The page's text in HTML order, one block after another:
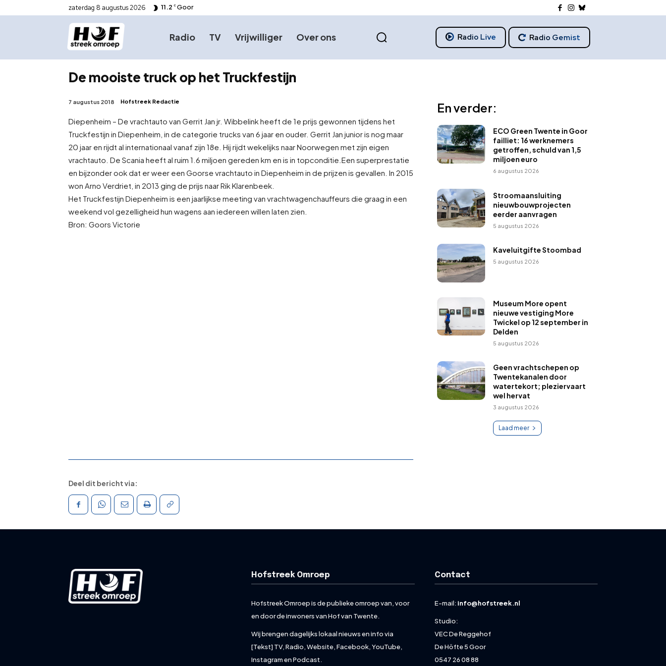
zaterdag 8 augustus 2026 11.2 C Goor
Radio TV Vrijwilliger Over ons Radio Live Radio Gemist
De mooiste truck op het Truckfestijn
7 augustus 2018 Hofstreek Redactie
Diepenheim – De vrachtauto van Gerrit Jan jr. Wibbelink heeft de 1e prijs gewonnen tijdens het
Truckfestijn in Diepenheim, in de categorie trucks van 6 jaar en ouder. Gerrit Jan junior is nog maar
20 jaar en rijdt al internationaal vanaf zijn 18e. Hij rijdt wekelijks naar Noorwegen met zijn eigen
vrachtauto. De Scania heeft al ruim 1.6 miljoen gereden km en is in topconditie. Een superprestatie
en bijzonder ook dat er weer een Goorse vrachtauto in Diepenheim in de prijzen is gevallen. In 2015
won Arno Verdriet, in 2013 ging de prijs naar Rik Klarenbeek.
Het Truckfestijn Diepenheim is een jaarlijkse meeting van vrachtwagenchauffeurs die graag in een
weekend vol gezelligheid hun wagens aan iedereen willen laten zien.
Bron: Goors Victorie
En verder:
ECO Green Twente in Goor
failliet: 16 werknemers
getroffen, schuld van 1,5
miljoen euro
6 augustus 2026
Stroomaansluiting
nieuwbouwprojecten
eerder aanvragen
5 augustus 2026
Kaveluitgifte Stoombad
5 augustus 2026
Museum More opent
nieuwe vestiging More
Twickel op 12 september in
Delden
5 augustus 2026
Geen vrachtschepen op
Twentekanalen door
watertekort; pleziervaart
wel hervat
3 augustus 2026
Laad meer
Deel dit bericht via:
Hofstreek Omroep
Hofstreek Omroep is de publieke omroep van, voor
en door de inwoners van Hof van Twente.
Wij brengen dagelijks lokaal nieuws en info via
[Tekst] TV, Radio, Website, Facebook, YouTube,
Instagram en Podcast.
Contact
E-mail: info@hofstreek.nl
Studio:
VEC De Reggehof
De Höfte 5 Goor
0547 26 08 88